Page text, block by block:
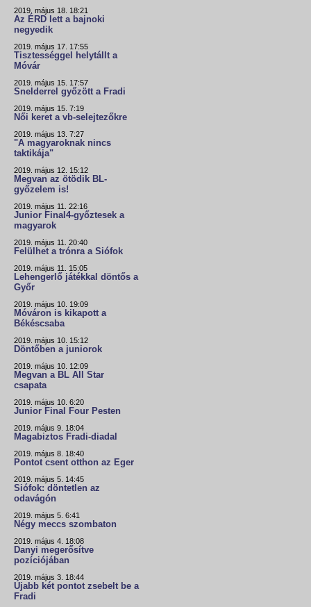
2019. május 18. 18:21
Az ÉRD lett a bajnoki
negyedik
2019. május 17. 17:55
Tisztességgel helytállt a
Móvár
2019. május 15. 17:57
Snelderrel győzött a Fradi
2019. május 15. 7:19
Női keret a vb-selejtezőkre
2019. május 13. 7:27
"A magyaroknak nincs
taktikája"
2019. május 12. 15:12
Megvan az ötödik BL-
győzelem is!
2019. május 11. 22:16
Junior Final4-győztesek a
magyarok
2019. május 11. 20:40
Felülhet a trónra a Siófok
2019. május 11. 15:05
Lehengerlő játékkal döntős a
Győr
2019. május 10. 19:09
Móváron is kikapott a
Békéscsaba
2019. május 10. 15:12
Döntőben a juniorok
2019. május 10. 12:09
Megvan a BL All Star
csapata
2019. május 10. 6:20
Junior Final Four Pesten
2019. május 9. 18:04
Magabiztos Fradi-diadal
2019. május 8. 18:40
Pontot csent otthon az Eger
2019. május 5. 14:45
Siófok: döntetlen az
odavágón
2019. május 5. 6:41
Négy meccs szombaton
2019. május 4. 18:08
Danyi megerősítve
pozíciójában
2019. május 3. 18:44
Újabb két pontot zsebelt be a
Fradi